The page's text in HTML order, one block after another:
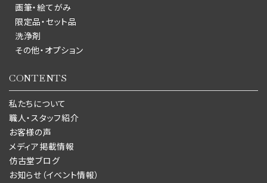
画筆・絵てがみ
限定品・セット品
洗浄剤
その他・オプション
CONTENTS
私たちについて
職人・スタッフ紹介
お客様の声
メディア掲載情報
仿古堂ブログ
お知らせ（イベント情報）